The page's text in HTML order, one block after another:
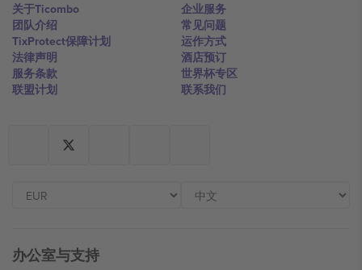
关于Ticombo
团队介绍
TixProtect保障计划
法律声明
服务条款
联盟计划
企业服务
常见问题
运作方式
酒店预订
世界杯专区
联系我们
办公室与支持